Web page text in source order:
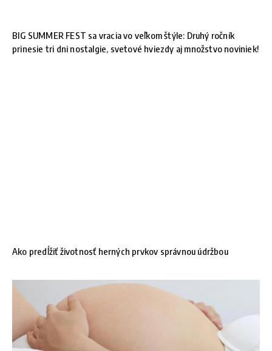
BIG SUMMER FEST sa vracia vo veľkom štýle: Druhý ročník
prinesie tri dni nostalgie, svetové hviezdy aj množstvo noviniek!
Ako predĺžiť životnosť herných prvkov správnou údržbou